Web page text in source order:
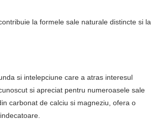
la formele sale naturale distincte si la
si intelepciune care a atras interesul
si apreciat pentru numeroasele sale
carbonat de calciu si magneziu, ofera o